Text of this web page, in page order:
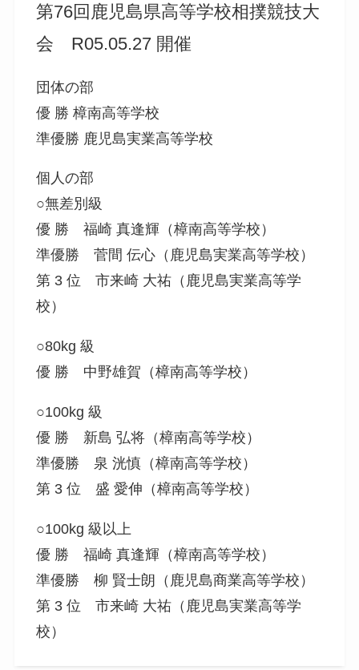
第76回鹿児島県高等学校相撲競技大
会 R05.05.27 開催
団体の部
優 勝 樟南高等学校
準優勝 鹿児島実業高等学校
個人の部
○無差別級
優 勝 福崎 真逢輝（樟南高等学校）
準優勝 菅間 伝心（鹿児島実業高等学校）
第 3 位 市来崎 大祐（鹿児島実業高等学
校）
○80kg 級
優 勝 中野雄賀（樟南高等学校）
○100kg 級
優 勝 新島 弘将（樟南高等学校）
準優勝 泉 洸慎（樟南高等学校）
第 3 位 盛 愛伸（樟南高等学校）
○100kg 級以上
優 勝 福崎 真逢輝（樟南高等学校）
準優勝 柳 賢士朗（鹿児島商業高等学校）
第 3 位 市来崎 大祐（鹿児島実業高等学
校）